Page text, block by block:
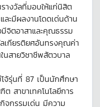
างวัลที่มอบให้แก่นิสิต
ะมีผลงานโดดเด่นด้าน
จิตอาสาและคุณธรรม
เกียรติยศอันทรงคุณค่า
นสายวิชาชีพสัตวบาล
รุ่นที่ 87 เป็นนักศึกษา
สาขาเทคโนโลยีการ
จกรรมเด่น มีความ